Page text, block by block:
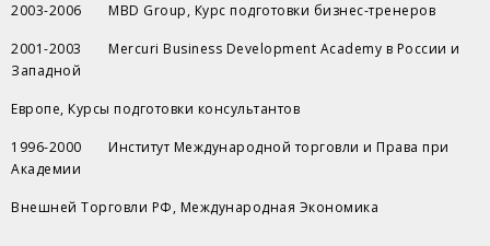
2003-2006 MBD Group, Курс подготовки бизнес-тренеров
2001-2003 Mercuri Business Development Academy в России и
Западной
Европе, Курсы подготовки консультантов
1996-2000 Институт Международной торговли и Права при
Академии
Внешней Торговли РФ, Международная Экономика